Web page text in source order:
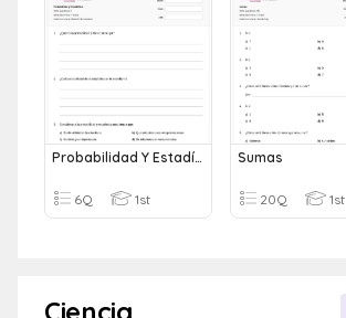
Probabilidad Y Estadística
6Q 1st
Sumas
20Q 1st
Ciencia